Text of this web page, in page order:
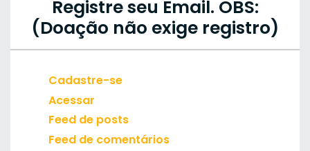
Registre seu Email. OBS:
(Doação não exige registro)
Cadastre-se
Acessar
Feed de posts
Feed de comentários